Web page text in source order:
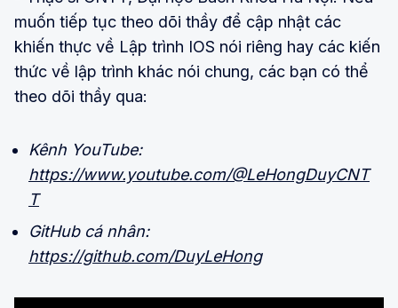
muốn tiếp tục theo dõi thầy để cập nhật các
khiến thực về Lập trình IOS nói riêng hay các kiến
thức về lập trình khác nói chung, các bạn có thể
theo dõi thầy qua:
Kênh YouTube:
https://www.youtube.com/@LeHongDuyCNT
T
GitHub cá nhân:
https://github.com/DuyLeHong